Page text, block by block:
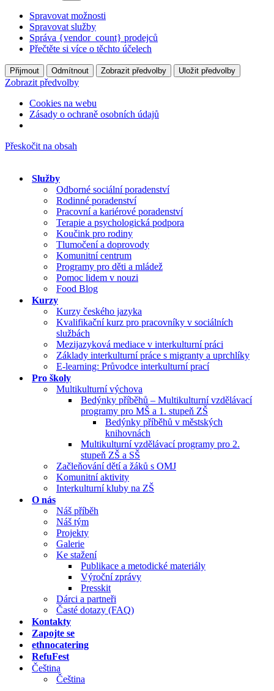
Spravovat možnosti
Spravovat služby
Správa {vendor_count} prodejců
Přečtěte si více o těchto účelech
Přijmout Odmítnout Zobrazit předvolby Uložit předvolby
Zobrazit předvolby
Cookies na webu
Zásady o ochraně osobních údajů
Přeskočit na obsah
Služby
Odborné sociální poradenství
Rodinné poradenství
Pracovní a kariérové poradenství
Terapie a psychologická podpora
Koučink pro rodiny
Tlumočení a doprovody
Komunitní centrum
Programy pro děti a mládež
Pomoc lidem v nouzi
Food Blog
Kurzy
Kurzy českého jazyka
Kvalifikační kurz pro pracovníky v sociálních
službách
Mezijazyková mediace v interkulturní práci
Základy interkulturní práce s migranty a uprchlíky
E-learning: Průvodce interkulturní prací
Pro školy
Multikulturní výchova
Bedýnky příběhů – Multikulturní vzdělávací
programy pro MŠ a 1. stupeň ZŠ
Bedýnky příběhů v městských
knihovnách
Multikulturní vzdělávací programy pro 2.
stupeň ZŠ a SŠ
Začleňování dětí a žáků s OMJ
Komunitní aktivity
Interkulturní kluby na ZŠ
O nás
Náš příběh
Náš tým
Projekty
Galerie
Ke stažení
Publikace a metodické materiály
Výroční zprávy
Presskit
Dárci a partneři
Časté dotazy (FAQ)
Kontakty
Zapojte se
ethnocatering
RefuFest
Čeština
Čeština